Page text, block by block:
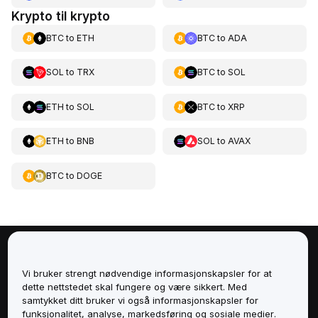
Krypto til krypto
BTCto ETH BTCto ADA
SOL to TRX BTCto SOL
ETH to SOL BTCto XRP
ETH to BNB SOL to AVAX
BTCto DOGE
Tjenester
Vi bruker strengt nødvendige informasjonskapsler for at
dette nettstedet skal fungere og være sikkert. Med
samtykket ditt bruker vi også informasjonskapsler for
funksjonalitet, analyse, markedsføring og sosiale medier.